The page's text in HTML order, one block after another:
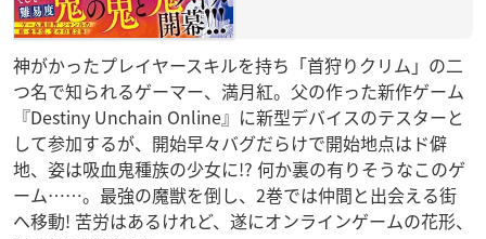
神がかったプレイヤースキルを持ち「首狩りクリム」の二
つ名で知られるゲーマー、満月紅。父の作った新作ゲーム
『Destiny Unchain Online』に新型デバイスのテスターと
して参加するが、開始早々バグだらけで開始地点はド僻
地、姿は吸血鬼種族の少女に!? 何か裏の有りそうなこのゲ
ーム……。最強の魔獣を倒し、2巻では仲間と出会える街
へ移動! 苦労はあるけれど、遂にオンラインゲームの花形、